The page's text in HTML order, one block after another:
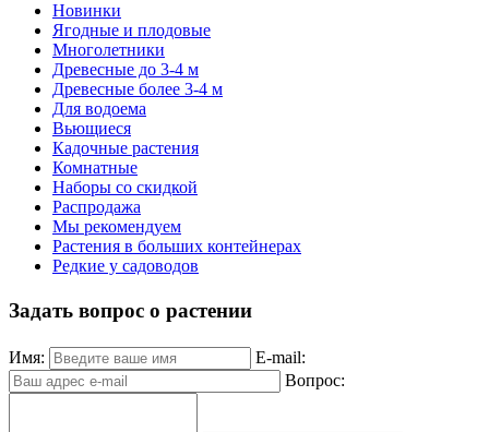
Новинки
Ягодные и плодовые
Многолетники
Древесные до 3-4 м
Древесные более 3-4 м
Для водоема
Вьющиеся
Кадочные растения
Комнатные
Наборы со скидкой
Распродажа
Мы рекомендуем
Растения в больших контейнерах
Редкие у садоводов
Задать вопрос о растении
Имя:
E-mail:
Вопрос: